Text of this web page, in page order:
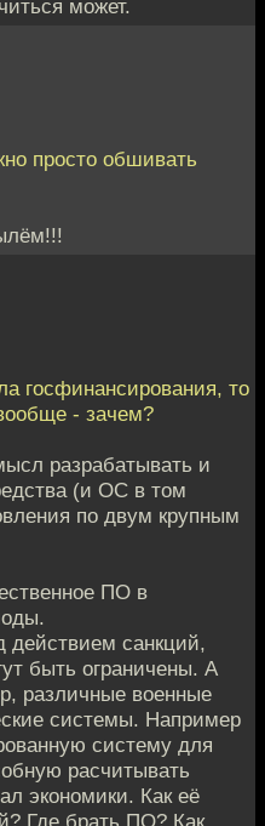
может.
просто обшивать
госфинансирования, то
- зачем?
разрабатывать и
(и ОС в том
по двум крупным
ПО в
действием санкций,
быть ограничены. А
различные военные
системы. Например
систему для
расчитывать
экономики. Как её